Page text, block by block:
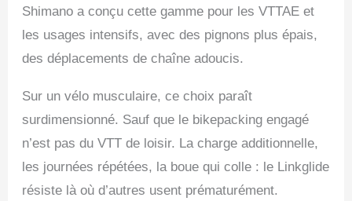
Shimano a conçu cette gamme pour les VTTAE et
les usages intensifs, avec des pignons plus épais,
des déplacements de chaîne adoucis.
Sur un vélo musculaire, ce choix paraît
surdimensionné. Sauf que le bikepacking engagé
n’est pas du VTT de loisir. La charge additionnelle,
les journées répétées, la boue qui colle : le Linkglide
résiste là où d’autres usent prématurément.